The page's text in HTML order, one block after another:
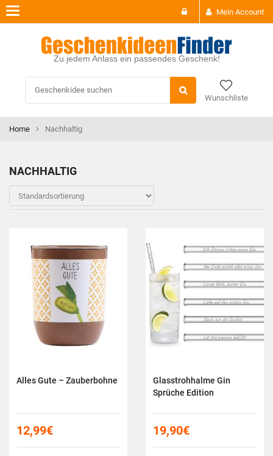
Mein Account
Zu jedem Anlass ein passendes Geschenk!
Wunschliste
Toggle
navigation
Home Nachhaltig
NACHHALTIG
Alles Gute – Zauberbohne
12,99€
Glasstrohhalme Gin
Sprüche Edition
19,90€